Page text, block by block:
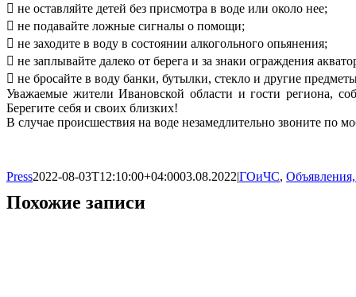
 не оставляйте детей без присмотра в воде или около нее;
 не подавайте ложные сигналы о помощи;
 не заходите в воду в состоянии алкогольного опьянения;
 не заплывайте далеко от берега и за знаки ограждения
 не бросайте в воду банки, бутылки, стекло и другие
Уважаемые жители Ивановской области и гости региона,
Берегите себя и своих близких!
В случае происшествия на воде незамедлительно звоните по
Press2022-08-03T12:10:00+04:0003.08.2022|ГОиЧС,
Похожие записи